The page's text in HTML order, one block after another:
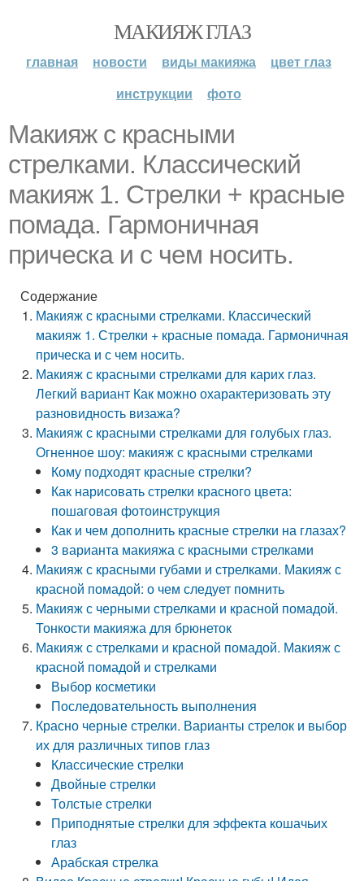
МАКИЯЖ ГЛАЗ
главная новости виды макияжа
цвет глаз
инструкции
фото
Макияж с красными
стрелками. Классический
макияж 1. Стрелки + красные
помада. Гармоничная
прическа и с чем носить.
Содержание
Макияж с красными стрелками. Классический
макияж 1. Стрелки + красные помада. Гармоничная
прическа и с чем носить.
Макияж с красными стрелками для карих глаз.
Легкий вариант Как можно охарактеризовать эту
разновидность визажа?
Макияж с красными стрелками для голубых глаз.
Огненное шоу: макияж с красными стрелками
Кому подходят красные стрелки?
Как нарисовать стрелки красного цвета:
пошаговая фотоинструкция
Как и чем дополнить красные стрелки на глазах?
3 варианта макияжа с красными стрелками
Макияж с красными губами и стрелками. Макияж с
красной помадой: о чем следует помнить
Макияж с черными стрелками и красной помадой.
Тонкости макияжа для брюнеток
Макияж с стрелками и красной помадой. Макияж с
красной помадой и стрелками
Выбор косметики
Последовательность выполнения
Красно черные стрелки. Варианты стрелок и выбор
их для различных типов глаз
Классические стрелки
Двойные стрелки
Толстые стрелки
Приподнятые стрелки для эффекта кошачьих
глаз
Арабская стрелка